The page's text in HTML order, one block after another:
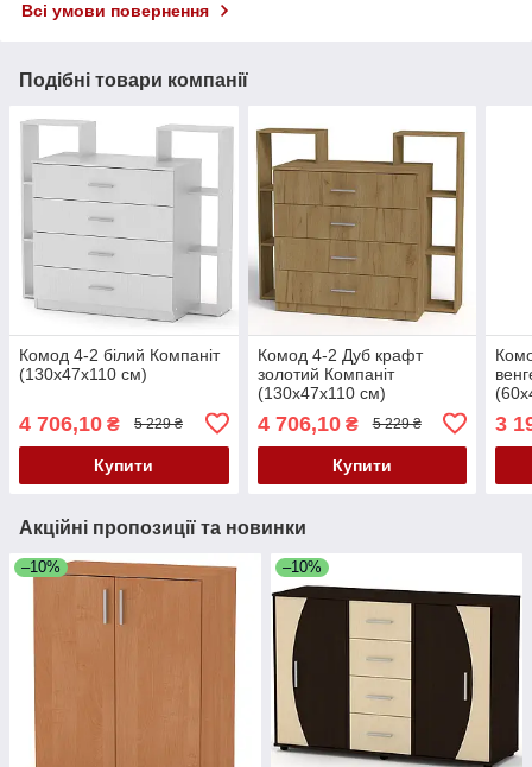
Всі умови повернення
Подібні товари компанії
Комод 4-2 білий Компаніт
(130х47х110 см)
4 706,10 ₴ 5 229 ₴
Купити
Комод 4-2 Дуб крафт
золотий Компаніт
(130х47х110 см)
4 706,10₴ 5 229 ₴
Купити
3
Акційні пропозиції та новинки
–10% –10%